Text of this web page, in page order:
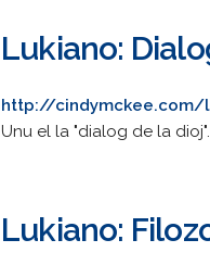
Lukiano:
http://cindymckee.com/
Unu el la "dialog de la
Lukiano: